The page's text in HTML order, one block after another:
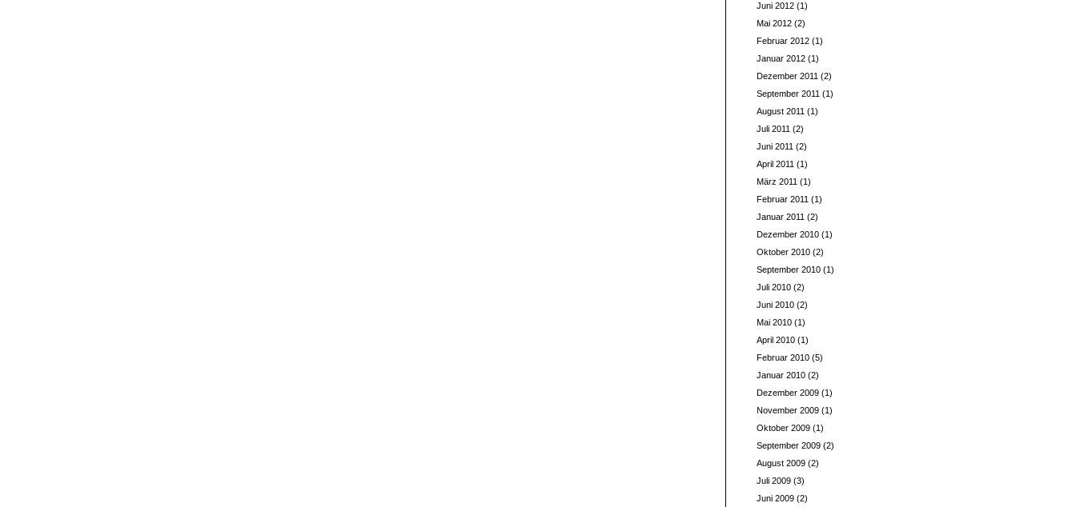
Juni 2012(1)
Mai 2012(2)
Februar 2012(1)
Januar 2012(1)
Dezember 2011 (2)
September 2011 (1)
August 2011 (1)
Juli 2011 (2)
Juni 2011 (2)
April 2011 (1)
März 2011 (1)
Februar 2011 (1)
Januar 2011 (2)
Dezember 2010(1)
Oktober 2010(2)
September 2010(1)
Juli 2010(2)
Juni 2010(2)
Mai 2010(1)
April 2010(1)
Februar 2010(5)
Januar 2010(2)
Dezember 2009(1)
November 2009(1)
Oktober 2009(1)
September 2009(2)
August 2009(2)
Juli 2009(3)
Juni 2009(2)